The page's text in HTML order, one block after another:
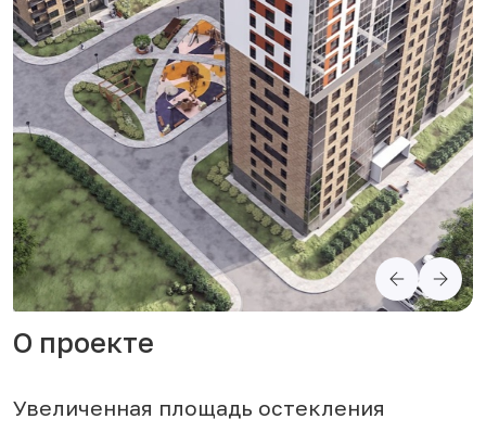
О проекте
Увеличенная площадь остекления